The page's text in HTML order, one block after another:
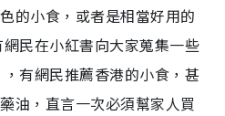
的小食，或者是相當好用的
民在小紅書向大家蒐集一些
有網民推薦香港的小食，甚
油，直言一次必須幫家人買